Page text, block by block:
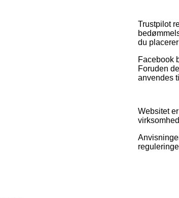
Trustpilot
du
Facebook
Foruden
anvendes
Websitet